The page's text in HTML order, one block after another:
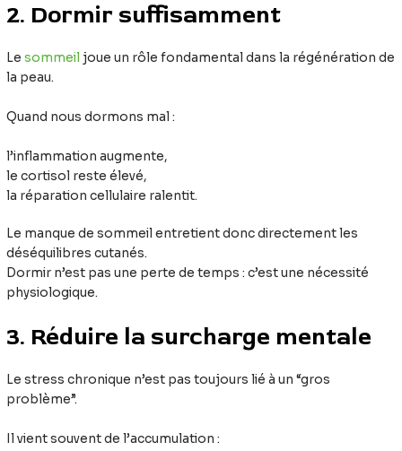
2. Dormir suffisamment
Lesommeil joue un rôle fondamental dans la régénération de
la peau.
Quand nous dormons mal :
l’inflammation augmente,
le cortisol reste élevé,
la réparation cellulaire ralentit.
Le manque de sommeil entretient donc directement les
déséquilibres cutanés.
Dormir n’est pas une perte de temps : c’est une nécessité
physiologique.
3. Réduire la surcharge mentale
Le stress chronique n’est pas toujours lié à un “gros
problème”.
Il vient souvent de l’accumulation :